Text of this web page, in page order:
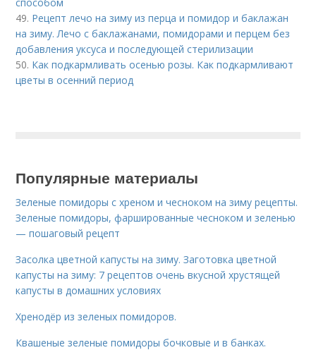
49. Рецепт лечо на зиму из перца и помидор и баклажан
на зиму. Лечо с баклажанами, помидорами и перцем без
добавления уксуса и последующей стерилизации
50. Как подкармливать осенью розы. Как подкармливают
цветы в осенний период
Популярные материалы
Зеленые помидоры с хреном и чесноком на зиму рецепты.
Зеленые помидоры, фаршированные чесноком и зеленью
— пошаговый рецепт
Засолка цветной капусты на зиму. Заготовка цветной
капусты на зиму: 7 рецептов очень вкусной хрустящей
капусты в домашних условиях
Хренодёр из зеленых помидоров.
Квашеные зеленые помидоры бочковые и в банках.